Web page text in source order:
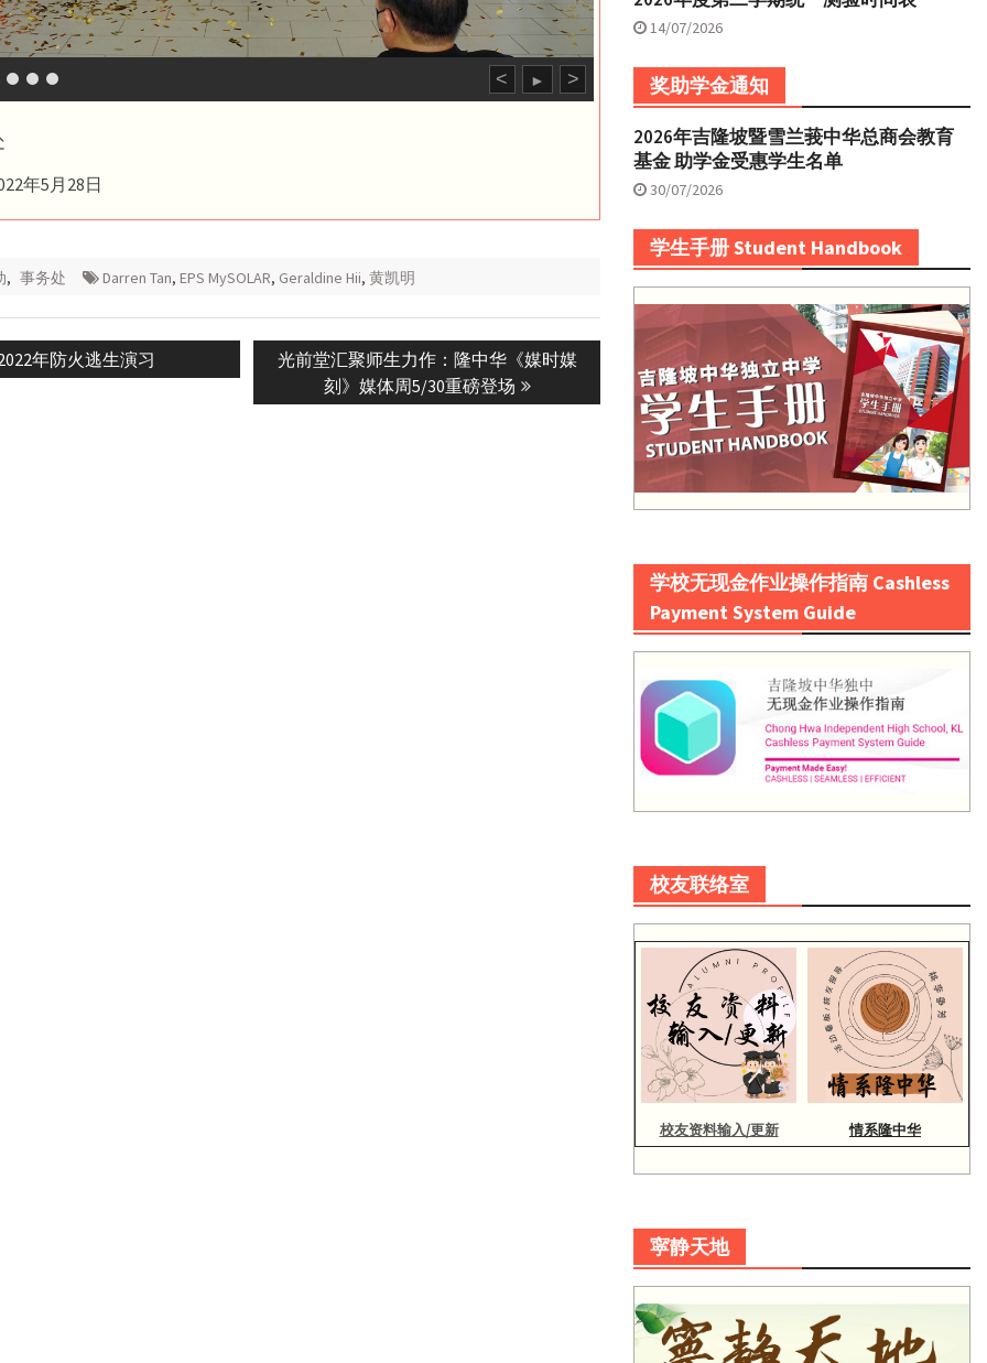
< ► >
年5月28日
, 事务处 Darren Tan, EPS MySOLAR, Geraldine Hii, 黄凯明
年防火逃生演习
Next
光前堂汇聚师生力作：隆中华《媒时媒
刻》媒体周5/30重磅登场
14/07/2026
奖助学金通知
2026年吉隆坡暨雪兰莪中华总商会教育
基金 助学金受惠学生名单
30/07/2026
学生手册 Student Handbook
学校无现金作业操作指南 Cashless
Payment System Guide
校友联络室
校友资料输入/更新 情系隆中华
寜静天地